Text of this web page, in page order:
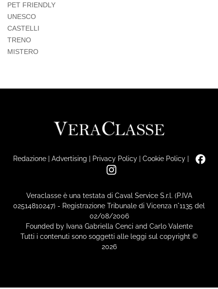
PET FRIENDLY
UNESCO
CASTELLI
TRENO
MISTERO
Redazione| Advertising | Privacy Policy| Cookie Policy|
Veraclasse è una testata di Caval Service S.r.l. (P.IVA
02514810247) - Registrazione Tribunale di Vicenza n°1135 del
02/08/2006
Founded by Ivana Gabriella Cenci and Carlo Valente
Tutti i contenuti sono soggetti alle leggi sul copyright ©
2026